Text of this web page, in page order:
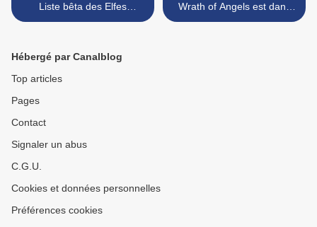
Liste bêta des Elfes
Sylvains
Wrath of Angels est dans
les tuyaux >
Hébergé par Canalblog
Top articles
Pages
Contact
Signaler un abus
C.G.U.
Cookies et données personnelles
Préférences cookies